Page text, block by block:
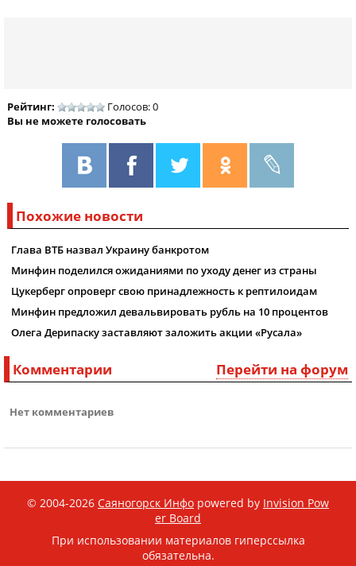
Рейтинг:
Голосов: 0
Вы не можете голосовать
Похожие новости
Глава ВТБ назвал Украину банкротом
Минфин поделился ожиданиями по уходу денег из страны
Цукерберг опроверг свою принадлежность к рептилоидам
Минфин предложил девальвировать рубль на 10 процентов
Олега Дерипаску заставляют заложить акции «Русала»
Перейти на форум
Комментарии
Нет комментариев
© 2004-2026 Саяногорск Инфо powered by Invision Pow
er Board
При использовании материалов гиперссылка
обязательна.